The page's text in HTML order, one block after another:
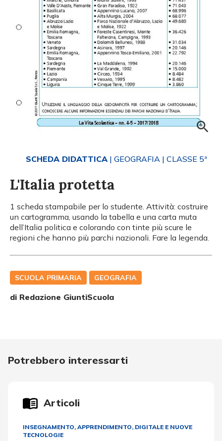
SCHEDA DIDATTICA | GEOGRAFIA | CLASSE 5ª
L'Italia protetta
1 scheda stampabile per lo studente. Attività: costruire
un cartogramma, usando la tabella e una carta muta
dell’Italia politica e colorando con tinte più scure le
regioni che hanno più parchi nazionali. Fare la legenda.
SCUOLA PRIMARIA GEOGRAFIA
di Redazione GiuntiScuola
Potrebbero interessarti
Articoli
INSEGNAMENTO, APPRENDIMENTO, DIGITALE E NUOVE
TECNOLOGIE